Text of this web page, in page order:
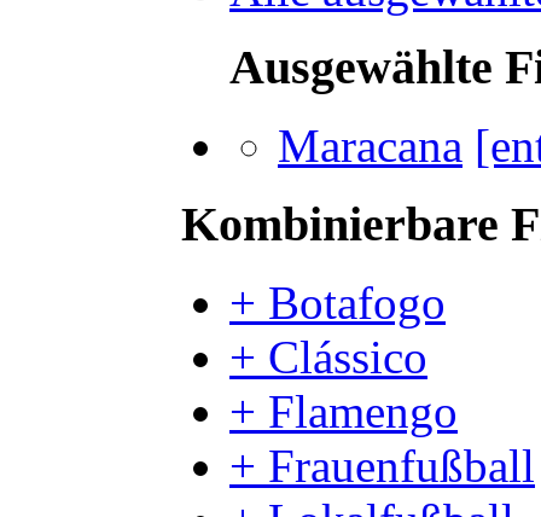
Ausgewählte
Maracana
Kombinierbare
+ Botafogo
+ Clássico
+ Flamengo
+ Frauenfußball